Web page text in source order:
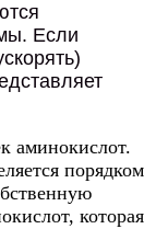
Если
аминокислот.
порядком
которая